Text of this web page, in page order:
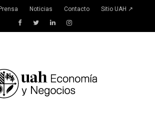
Prensa Noticias Contacto Sitio UAH ↗
FacebookTwitterLinkedInInstagram